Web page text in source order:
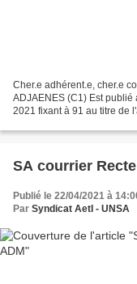
Cher.e adhérent.e, cher.e
ADJAENES (C1) Est publié
2021 fixant à 91 au titre de
SA courrier
Publié le 22/04/2021 à
Par Syndicat AetI - UNSA